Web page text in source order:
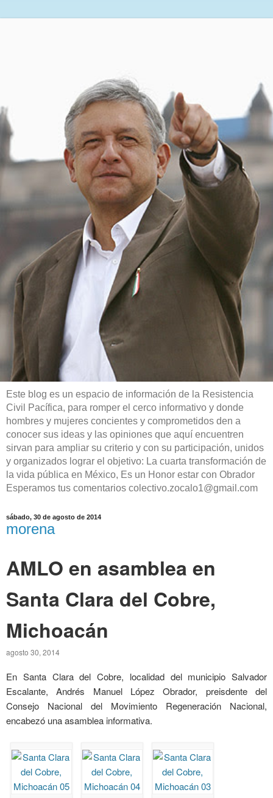
Este blog es un espacio de información de la Resistencia
Civil Pacífica, para romper el cerco informativo y donde
hombres y mujeres concientes y comprometidos den a
conocer sus ideas y las opiniones que aquí encuentren
sirvan para ampliar su criterio y con su participación, unidos
y organizados lograr el objetivo: La cuarta transformación de
la vida pública en México, Es un Honor estar con Obrador
Esperamos tus comentarios colectivo.zocalo1@gmail.com
sábado, 30 de agosto de 2014
morena
AMLO en asamblea en
Santa Clara del Cobre,
Michoacán
agosto 30, 2014
En Santa Clara del Cobre, localidad del municipio Salvador
Escalante, Andrés Manuel López Obrador, preisdente del
Consejo Nacional del Movimiento Regeneración Nacional,
encabezó una asamblea informativa.